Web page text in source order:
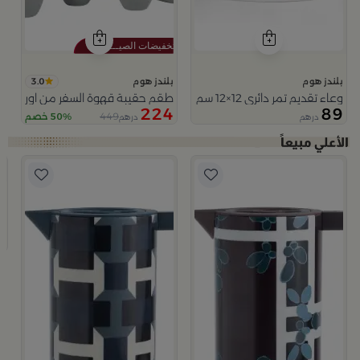
بلندز هوم
وعاء تقديم تمر دائري 12×12 سم أبيض وبرتقالي من الخزف الحجري بغطاء من المدينة القديمة
89 درهم
بلندز هوم 3.0
طقم حقيبة قهوة السفر من اورورا
224 درهم449 50% خصم